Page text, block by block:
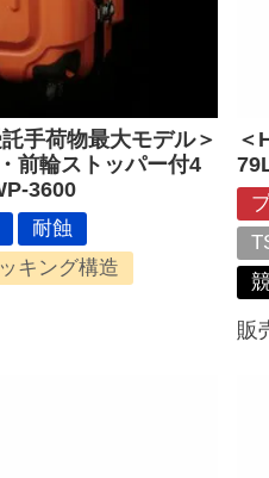
手荷物最大モデル＞
前輪ストッパー付4
3600
耐蝕
キング構造
＜
販